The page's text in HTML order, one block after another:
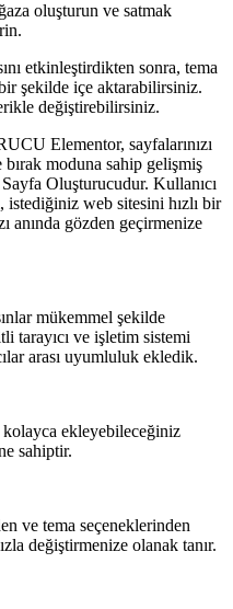
oluşturun ve satmak
etkinleştirdikten sonra, tema
şekilde içe aktarabilirsiniz.
değiştirebilirsiniz.
Elementor, sayfalarınızı
moduna sahip gelişmiş
Oluşturucudur. Kullanıcı
istediğiniz web sitesini hızlı bir
anında gözden geçirmenize
mükemmel şekilde
tarayıcı ve işletim sistemi
arası uyumluluk ekledik.
ekleyebileceğiniz
sahiptir.
ve tema seçeneklerinden
değiştirmenize olanak tanır.